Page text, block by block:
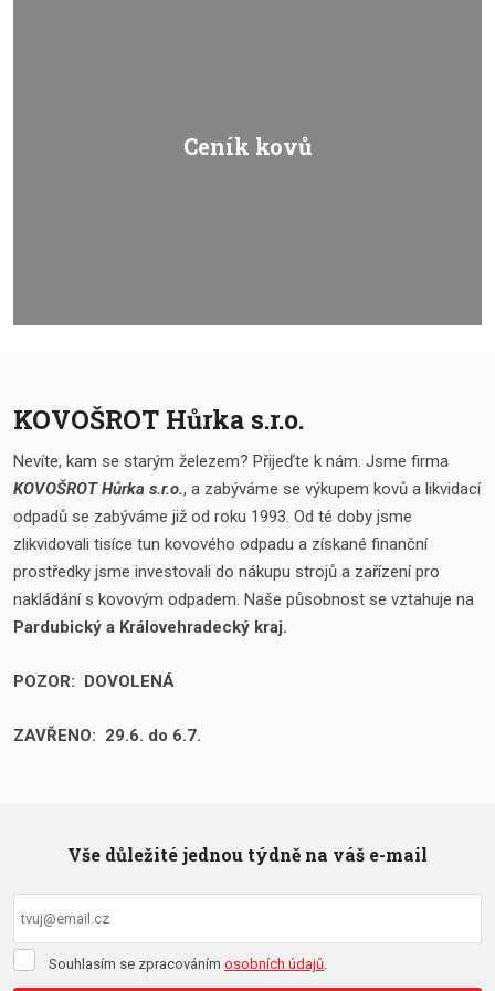
Ceník kovů
KOVOŠROT Hůrka s.r.o.
Nevíte, kam se starým železem? Přijeďte k nám. Jsme firma
KOVOŠROT Hůrka s.r.o., a zabýváme se výkupem kovů a likvidací
odpadů se zabýváme již od roku 1993. Od té doby jsme
zlikvidovali tisíce tun kovového odpadu a získané finanční
prostředky jsme investovali do nákupu strojů a zařízení pro
nakládání s kovovým odpadem. Naše působnost se vztahuje na
Pardubický a Královehradecký kraj.
POZOR: DOVOLENÁ
ZAVŘENO: 29.6. do 6.7.
Vše důležité jednou týdně na váš e-mail
Souhlasím
Souhlasím se zpracováním osobních údajů.